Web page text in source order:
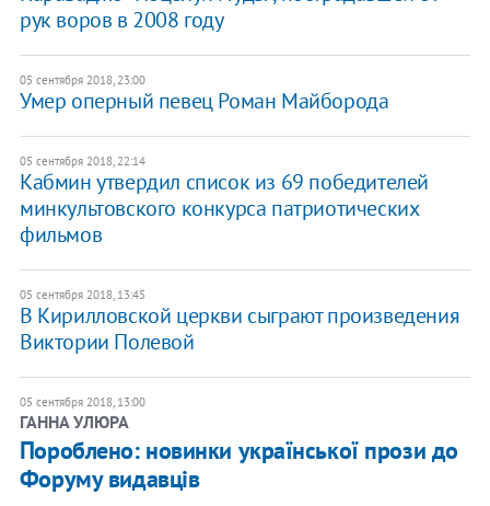
рук воров в 2008 году
05 сентября 2018, 23:00
Умер оперный певец Роман Майборода
05 сентября 2018, 22:14
Кабмин утвердил список из 69 победителей
минкультовского конкурса патриотических
фильмов
05 сентября 2018, 13:45
В Кирилловской церкви сыграют произведения
Виктории Полевой
05 сентября 2018, 13:00
ГАННА УЛЮРА
Пороблено: новинки української прози до
Форуму видавців